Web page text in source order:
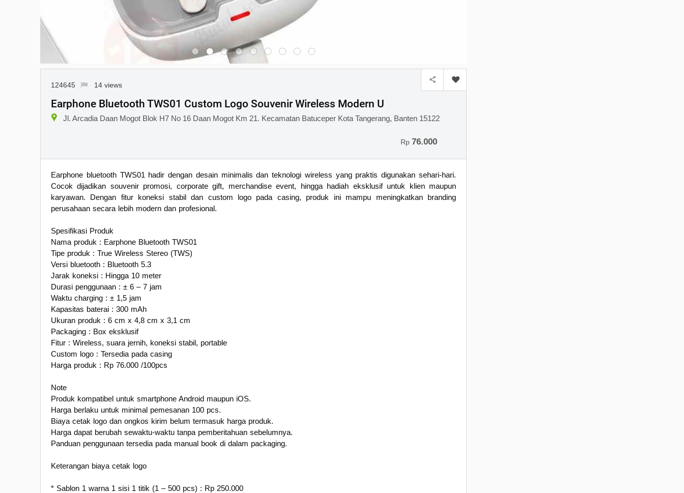
124645 14 views
Earphone Bluetooth TWS01 Custom Logo Souvenir Wireless Modern U
Jl. Arcadia Daan Mogot Blok H7 No 16 Daan Mogot Km 21. Kecamatan Batuceper Kota Tangerang, Banten 15122
Rp 76.000
Earphone bluetooth TWS01 hadir dengan desain minimalis dan teknologi wireless yang praktis digunakan sehari-hari.
Cocok dijadikan souvenir promosi, corporate gift, merchandise event, hingga hadiah eksklusif untuk klien maupun
karyawan. Dengan fitur koneksi stabil dan custom logo pada casing, produk ini mampu meningkatkan branding
perusahaan secara lebih modern dan profesional.
Spesifikasi Produk
Nama produk : Earphone Bluetooth TWS01
Tipe produk : True Wireless Stereo (TWS)
Versi bluetooth : Bluetooth 5.3
Jarak koneksi : Hingga 10 meter
Durasi penggunaan : ± 6 – 7 jam
Waktu charging : ± 1,5 jam
Kapasitas baterai : 300 mAh
Ukuran produk : 6 cm x 4,8 cm x 3,1 cm
Packaging : Box eksklusif
Fitur : Wireless, suara jernih, koneksi stabil, portable
Custom logo : Tersedia pada casing
Harga produk : Rp 76.000 /100pcs
Note
Produk kompatibel untuk smartphone Android maupun iOS.
Harga berlaku untuk minimal pemesanan 100 pcs.
Biaya cetak logo dan ongkos kirim belum termasuk harga produk.
Harga dapat berubah sewaktu-waktu tanpa pemberitahuan sebelumnya.
Panduan penggunaan tersedia pada manual book di dalam packaging.
Keterangan biaya cetak logo
* Sablon 1 warna 1 sisi 1 titik (1 – 500 pcs) : Rp 250.000